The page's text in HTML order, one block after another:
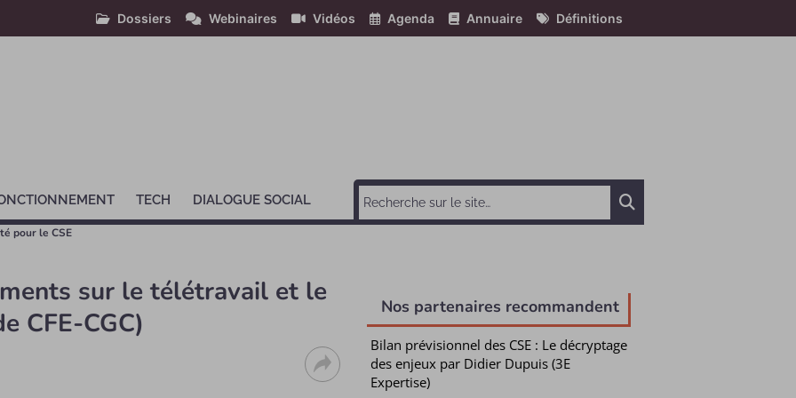
Dossiers Webinaires Vidéos Agenda Annuaire Définitions
TECH DIALOGUE SOCIAL
pour le CSE
sur le télétravail et le
CFE-CGC)
Nos partenaires recommandent
Bilan prévisionnel des CSE : Le décryptage
des enjeux par Didier Dupuis (3E
Expertise)